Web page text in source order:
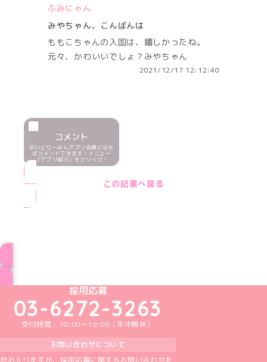
ふみにゃん
みやちゃん、こんばんは
ももこちゃんの入国は、嬉しかったね。
元々、かわいいでしょ？みやちゃん
2021/12/17 12:12:40
コメント
めいどりーみんアプリ会員になれ
ばコメントできます！メニュー
「アプリ紹介」をクリック！
この記事へ戻る
めいどりーみんTikTok公式アカウント
めいどりーみんX公式アカウント
めいどりーみんInstagram公式アカウント
めいどりーみんFacebook公式アカウン
めいどりーみんYouTube公式アカ
採用応募
03-6272-3263
受付時間：10:00～19:00（年中無休）
お問い合わせについて